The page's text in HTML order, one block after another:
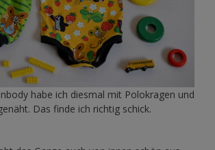
habe ich diesmal mit Polokragen und
Das finde ich richtig schick.